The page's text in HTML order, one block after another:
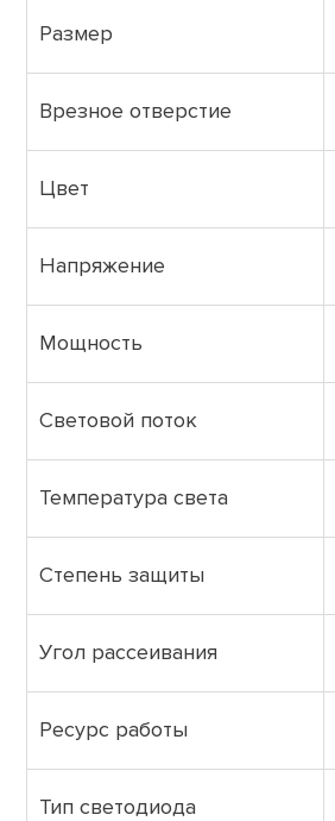
Размер
Врезное отверстие
Цвет
Напряжение
Мощность
Световой поток
Температура света
Степень защиты
Угол рассеивания
Ресурс работы
Тип светодиода